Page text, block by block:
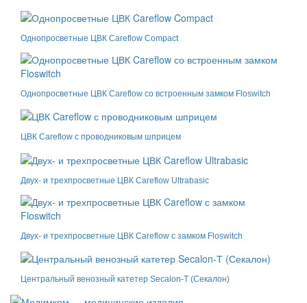
Однопросветные ЦВК Careflow Compact
Однопросветные ЦВК Careflow со встроенным замком Floswitch
ЦВК Careflow с проводниковым шприцем
Двух- и трехпросветные ЦВК Careflow Ultrabasic
Двух- и трехпросветные ЦВК Careflow с замком Floswitch
Центральный венозный катетер Secalon-Т (Секалон)